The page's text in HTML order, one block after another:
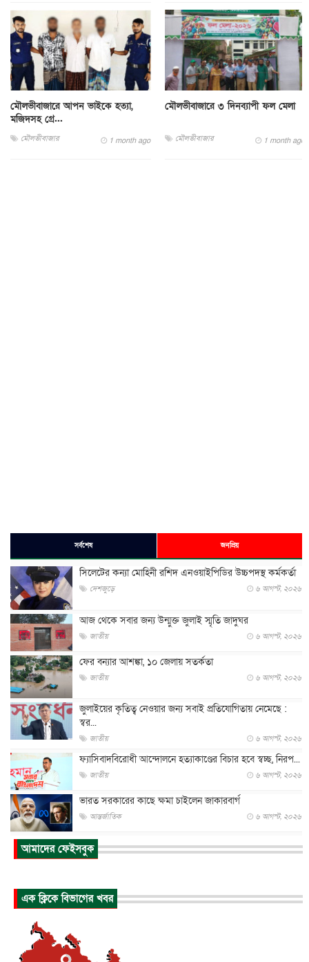
মৌলভীবাজারে আপন ভাইকে হত্যা,
মজিদসহ গ্রে...
মৌলভীবাজার 1 month ago
মৌলভীবাজারে ৩ দিনব্যাপী ফল মেলা
মৌলভীবাজার 1 month ago
সর্বশেষ জনপ্রিয়
সিলেটের কন্যা মোহিনী রশিদ এনওয়াইপিডির উচ্চপদস্থ কর্মকর্তা
দেশজুড়ে ৬ আগস্ট, ২০২৬
আজ থেকে সবার জন্য উন্মুক্ত জুলাই স্মৃতি জাদুঘর
জাতীয় ৬ আগস্ট, ২০২৬
ফের বন্যার আশঙ্কা, ১০ জেলায় সতর্কতা
জাতীয় ৬ আগস্ট, ২০২৬
জুলাইয়ের কৃতিত্ব নেওয়ার জন্য সবাই প্রতিযোগিতায় নেমেছে :
স্বর...
জাতীয় ৬ আগস্ট, ২০২৬
ফ্যাসিবাদবিরোধী আন্দোলনে হত্যাকাণ্ডের বিচার হবে স্বচ্ছ, নিরপ...
জাতীয় ৬ আগস্ট, ২০২৬
ভারত সরকারের কাছে ক্ষমা চাইলেন জাকারবার্গ
আন্তর্জাতিক ৬ আগস্ট, ২০২৬
আকাশে ট্রাম্পের হেলিকপ্টার ও যাত্রীবাহী বিমান মুখোমুখি, তদন্...
আন্তর্জাতিক
আন্তর্জাতিক ৬ আগস্ট, ২০২৬
আমাদের ফেইসবুক
এক ক্লিকে বিভাগের খবর